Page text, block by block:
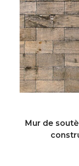
Mur de